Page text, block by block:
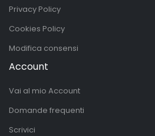
Privacy Policy
Cookies Policy
Modifica consensi
Account
Vai al mio Account
Domande frequenti
Scrivici